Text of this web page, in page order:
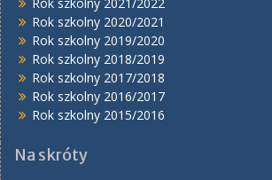
Rok szkolny 2020/2021
Rok szkolny 2019/2020
Rok szkolny 2018/2019
Rok szkolny 2017/2018
Rok szkolny 2016/2017
Rok szkolny 2015/2016
Na skróty